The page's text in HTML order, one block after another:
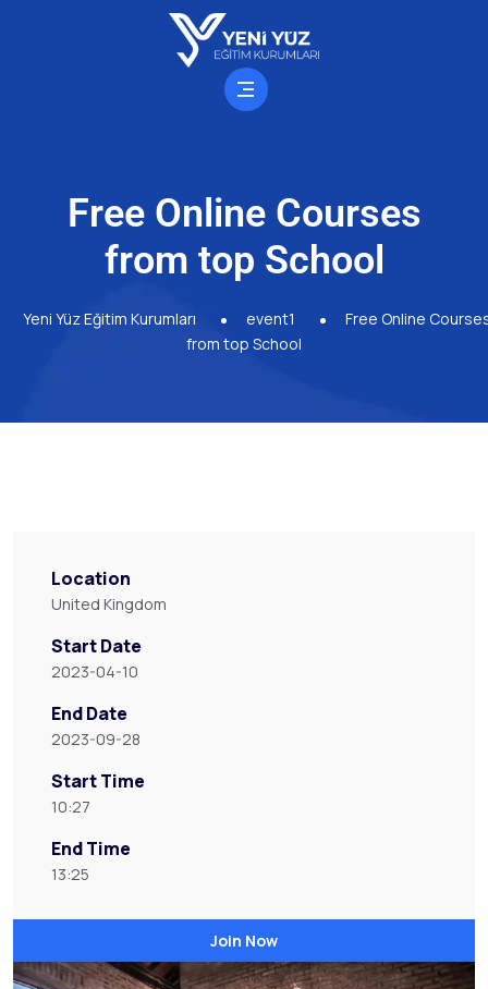
Free Online Courses
from top School
Yeni Yüz Eğitim Kurumları event1
Free Online
from top School
Location
United Kingdom
Start Date
2023-04-10
End Date
2023-09-28
Start Time
10:27
End Time
13:25
Join Now